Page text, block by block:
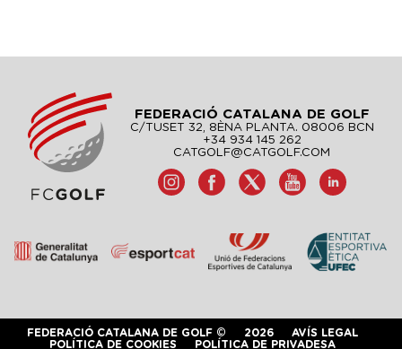
FEDERACIÓ CATALANA DE GOLF
C/TUSET 32, 8ÈNA PLANTA. 08006 BCN
+34 934 145 262
CATGOLF@CATGOLF.COM
FEDERACIÓ CATALANA DE GOLF © 2026
AVÍS LEGAL
POLÍTICA DE COOKIES
POLÍTICA DE PRIVADESA